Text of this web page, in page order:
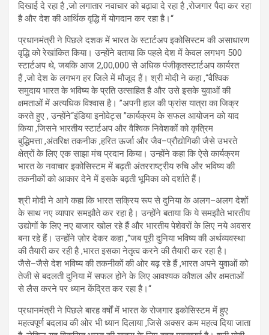
दिखाई दे रहा है,जो लगातार नवाचार को बढ़ावा दे रहा है,रोजगार पैदा कर रहा
है और देश की आर्थिक वृद्धि में योगदान कर रहा है।“
प्रधानमंत्री ने पिछले दशक में भारत के स्टार्टअप इकोसिस्टम की असाधारण
वृद्धि को रेखांकित किया। उन्होंने बताया कि पहले देश में केवल लगभग 500
स्टार्टअप थे, जबकि आज 2,00,000 से अधिक पंजीकृतस्टार्टअप कार्यरत
हैं,जो देश के लगभग हर जिले में मौजूद हैं। श्री मोदी ने कहा,“वैश्विक
समुदाय भारत के भविष्य के प्रति उत्साहित है और उसे इसके युवाओं की
क्षमताओं में अत्यधिक विश्वास है। ”अपनी हाल की फ्रांस यात्रा का जिक्र
करते हुए , उन्होंने“इंडिया इनोवेट्स”कार्यक्रम के सफल आयोजन को याद
किया,जिसने भारतीय स्टार्टअप और वैश्विक निवेशकों को कृत्रिम
बुद्धिमत्ता,अंतरिक्ष तकनीक,हरित ऊर्जा और जैव–प्रौद्योगिकी जैसे उभरते
क्षेत्रों के लिए एक साझा मंच प्रदान किया। उन्होंने कहा कि ऐसे कार्यक्रम
भारत के नवाचार इकोसिस्टम में बढ़ती अंतरराष्ट्रीय रुचि और भविष्य की
तकनीकों को आकार देने में इसके बढ़ती भूमिका को दर्शाते हैं।
श्री मोदी ने आगे कहा कि भारत सक्रिय रूप से दुनिया के अलग–अलग देशों
के साथ नए व्यापार समझौते कर रहा है। उन्होंने बताया कि ये समझौते भारतीय
उद्योगों के लिए नए बाजार खोल रहे हैं और भारतीय पेशेवरों के लिए नये अवसर
बना रहे हैं। उन्होंने ज़ोर देकर कहा,“जब पूरी दुनिया भविष्य की अर्थव्यवस्था
की तैयारी कर रही है,भारत इसका नेतृत्व करने की तैयारी कर रहा है।
जैसे–जैसे देश भविष्य की तकनीकों की ओर बढ़ रहे हैं,भारत अपने युवाओं को
तेजी से बदलती दुनिया में सफल होने के लिए आवश्यक कौशल और क्षमताओं
से लैस करने पर ध्यान केंद्रित कर रहा है।“
प्रधानमंत्री ने पिछले बारह वर्षों में भारत के रोजगार इकोसिस्टम में हुए
महत्वपूर्ण बदलाव की ओर भी ध्यान दिलाया,जिसे अक्सर कम महत्व दिया जाता